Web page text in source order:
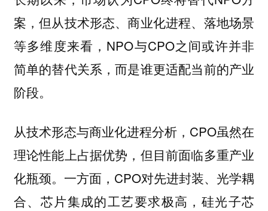
案，但从技术形态、商业化进程、落地场景
等多维度来看，NPO与CPO之间或许并非
简单的替代关系，而是谁更适配当前的产业
阶段。
从技术形态与商业化进程分析，CPO虽然在
理论性能上占据优势，但目前面临多重产业
化瓶颈。一方面，CPO对先进封装、光学耦
合、芯片集成的工艺要求极高，硅光子芯